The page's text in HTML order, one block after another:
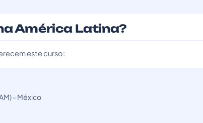
América Latina?
este curso:
- México